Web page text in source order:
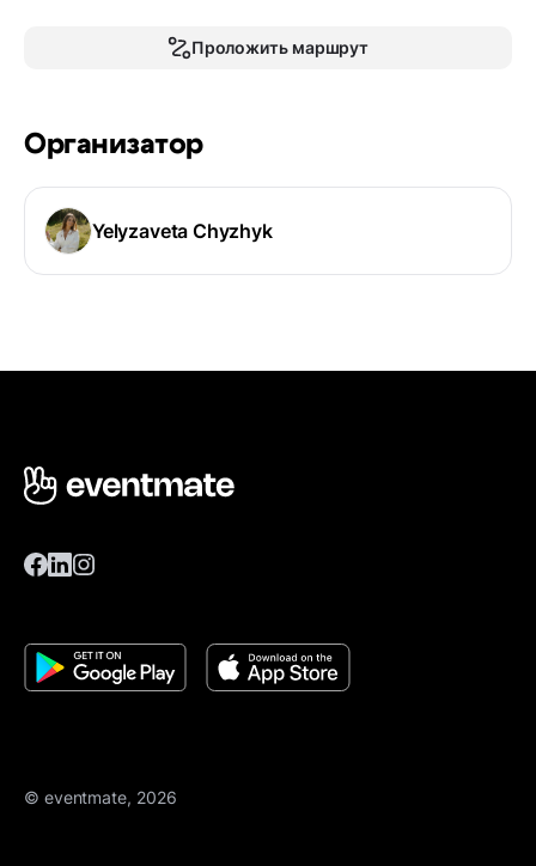
Проложить маршрут
Организатор
Yelyzaveta Chyzhyk
© eventmate, 2026